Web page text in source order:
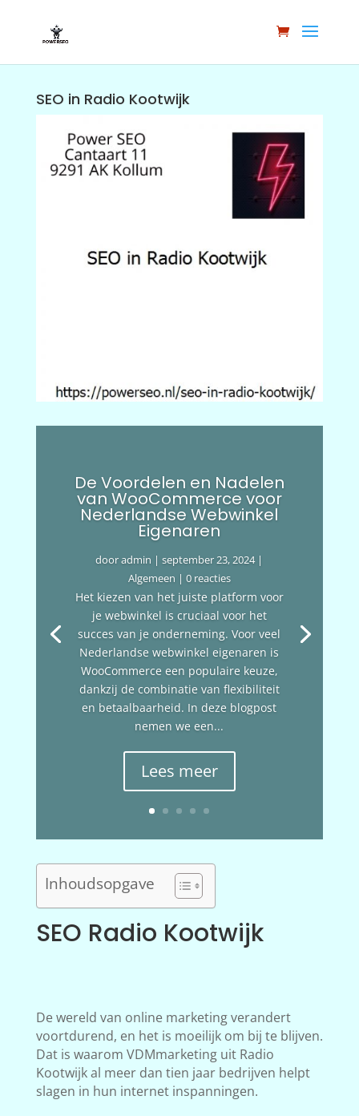
SEO in Radio Kootwijk
De Voordelen en Nadelen
van WooCommerce voor
Nederlandse Webwinkel
Eigenaren
dooradmin |september 23, 2024|
Algemeen | 0 reacties
Het kiezen van het juiste platform voor
je webwinkel is cruciaal voor het
succes van je onderneming. Voor veel
Nederlandse webwinkel eigenaren is
WooCommerce een populaire keuze,
dankzij de combinatie van flexibiliteit
en betaalbaarheid. In deze blogpost
nemen we een...
Lees meer
Inhoudsopgave
SEO Radio Kootwijk
De wereld van online marketing verandert
voortdurend, en het is moeilijk om bij te blijven.
Dat is waarom VDMmarketing uit Radio
Kootwijk al meer dan tien jaar bedrijven helpt
slagen in hun internet inspanningen.